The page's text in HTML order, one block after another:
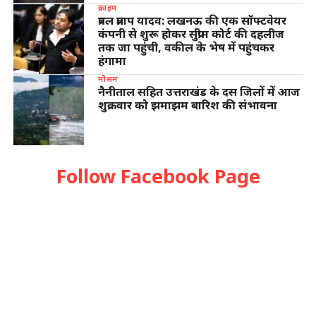
क्राइम
प्रबल प्रताप यादव: लखनऊ की एक सॉफ्टवेयर
कंपनी से शुरू होकर सुप्रीम कोर्ट की दहलीज
तक जा पहुंची, वकील के भेष में पहुंचकर
हंगामा
मौसम
नैनीताल सहित उत्तराखंड के दस जिलों में आज
शुक्रवार को झमाझम बारिश की संभावना
Follow Facebook Page